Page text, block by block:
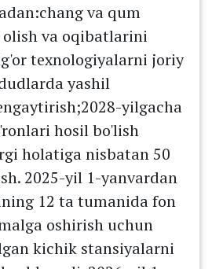
va qum
va oqibatlarini
texnologiyalarni joriy
yashil
yilgacha
hosil bo'lish
holatiga nisbatan 50
2025-yil 1-yanvardan
12 ta tumanida fon
oshirish uchun
kichik stansiyalarni